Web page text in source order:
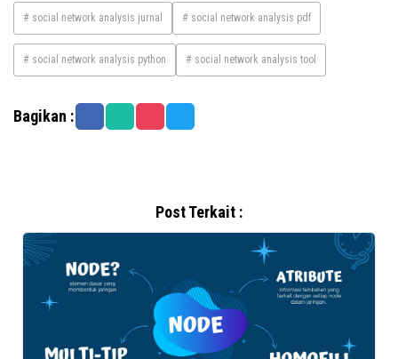
# social network analysis jurnal # social network analysis pdf
# social network analysis python # social network analysis tool
Bagikan :
Post Terkait :